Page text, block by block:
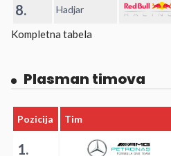
8. Hadjar
Kompletna tabela
Plasman timova
Pozicija Tim
1.